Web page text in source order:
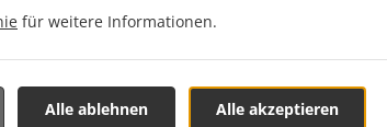
für weitere Informationen.
Alle akzeptieren
Alle ablehnen